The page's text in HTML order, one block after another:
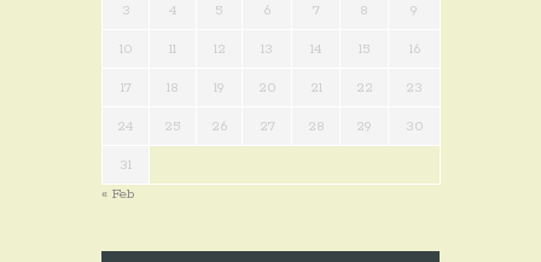
3 4 5 6 7 8 9
10 11 12 13 14 15 16
17 18 19 20 21 22 23
24 25 26 27 28 29 30
31
« Feb